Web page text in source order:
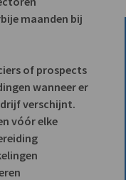
maanden bij
of prospects
wanneer er
verschijnt.
vóór elke